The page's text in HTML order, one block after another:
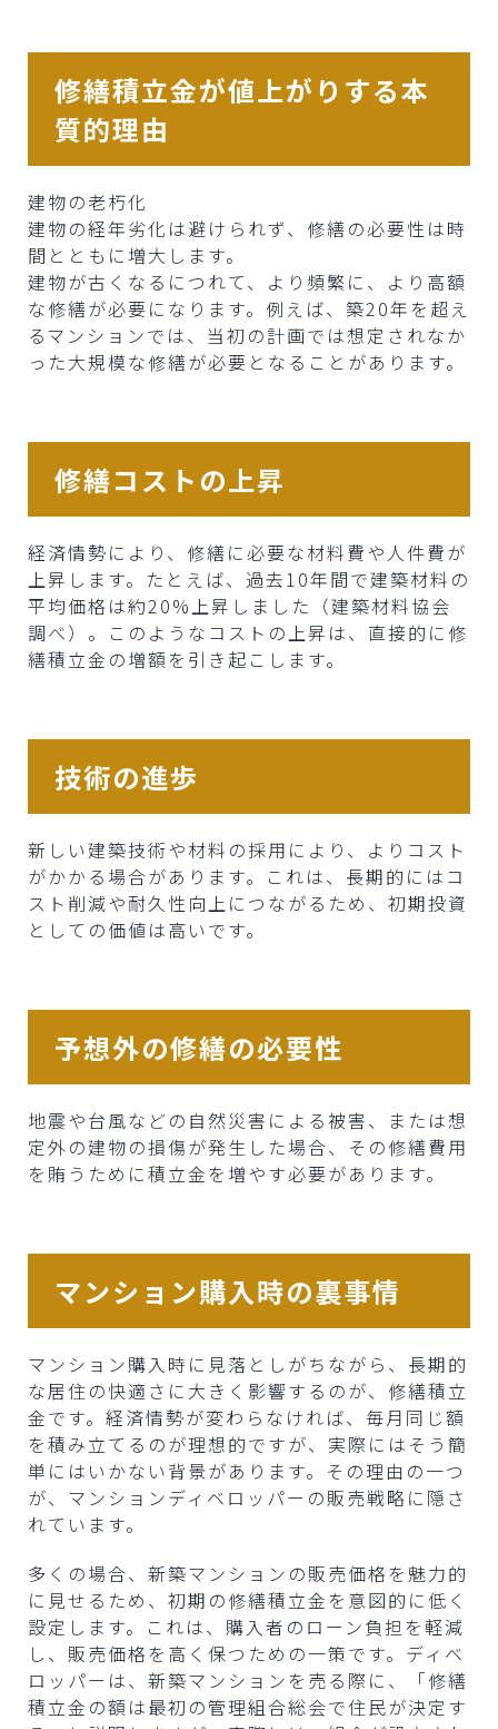
修繕積立金が値上がりする本
質的理由
建物の老朽化
建物の経年劣化は避けられず、修繕の必要性は時
間とともに増大します。
建物が古くなるにつれて、より頻繁に、より高額
な修繕が必要になります。例えば、築20年を超え
るマンションでは、当初の計画では想定されなか
った大規模な修繕が必要となることがあります。
修繕コストの上昇
経済情勢により、修繕に必要な材料費や人件費が
上昇します。たとえば、過去10年間で建築材料の
平均価格は約20%上昇しました（建築材料協会
調べ）。このようなコストの上昇は、直接的に修
繕積立金の増額を引き起こします。
技術の進歩
新しい建築技術や材料の採用により、よりコスト
がかかる場合があります。これは、長期的にはコ
スト削減や耐久性向上につながるため、初期投資
としての価値は高いです。
予想外の修繕の必要性
地震や台風などの自然災害による被害、または想
定外の建物の損傷が発生した場合、その修繕費用
を賄うために積立金を増やす必要があります。
マンション購入時の裏事情
マンション購入時に見落としがちながら、長期的
な居住の快適さに大きく影響するのが、修繕積立
金です。経済情勢が変わらなければ、毎月同じ額
を積み立てるのが理想的ですが、実際にはそう簡
単にはいかない背景があります。その理由の一つ
が、マンションディベロッパーの販売戦略に隠さ
れています。
多くの場合、新築マンションの販売価格を魅力的
に見せるため、初期の修繕積立金を意図的に低く
設定します。これは、購入者のローン負担を軽減
し、販売価格を高く保つための一策です。ディベ
ロッパーは、新築マンションを売る際に、「修繕
積立金の額は最初の管理組合総会で住民が決定す